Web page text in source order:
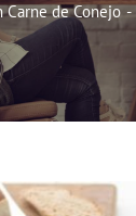
Carne de Conejo